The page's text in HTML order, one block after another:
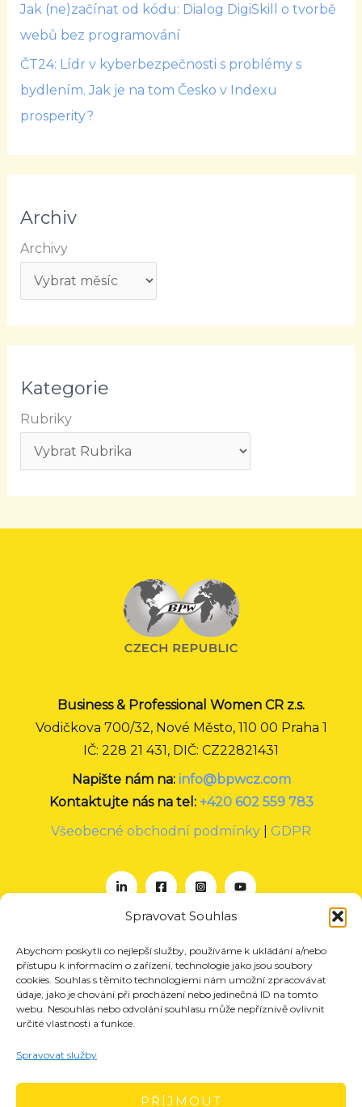
Spravovat Souhlas
Abychom poskytli co nejlepší služby, používáme k ukládání a/nebo
přístupu k informacím o zařízení, technologie jako jsou soubory
cookies. Souhlas s těmito technologiemi nám umožní zpracovávat
údaje, jako je chování při procházení nebo jedinečná ID na tomto
webu. Nesouhlas nebo odvolání souhlasu může nepříznivě ovlivnit
určité vlastnosti a funkce.
Spravovat služby
PŘÍJMOUT
Jak (ne)začínat od kódu: Dialog DigiSkill o tvorbě
webů bez programování
ČT24: Lídr v kyberbezpečnosti s problémy s
bydlením. Jak je na tom Česko v Indexu
prosperity?
Archiv
Archivy
Kategorie
Rubriky
Business & Professional Women CR z.s.
Vodičkova 700/32, Nové Město, 110 00 Praha 1
IČ: 228 21 431, DIČ: CZ22821431
Napište nám na: info@bpwcz.com
Kontaktujte nás na tel: +420 602 559 783
Všeobecné obchodní podmínky
GDPR
O nás
Projekty
Členství
Kontakt